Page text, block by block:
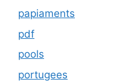
papiaments
pdf
pools
portugees